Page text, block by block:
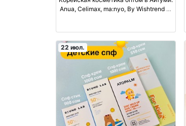
Anua, Celimax, ma:nyo, By Wishtrend —
22 июл.